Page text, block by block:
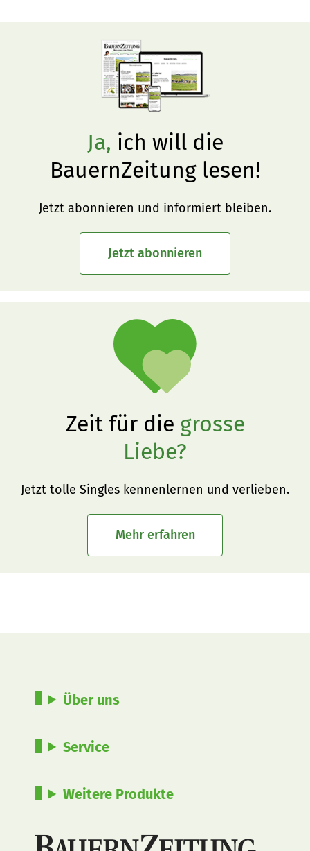
Ja, ich will die
BauernZeitung lesen!
Jetzt abonnieren und informiert bleiben.
Jetzt abonnieren
Zeit für die grosse
Liebe?
Jetzt tolle Singles kennenlernen und verlieben.
Mehr erfahren
Über uns
Service
Weitere Produkte